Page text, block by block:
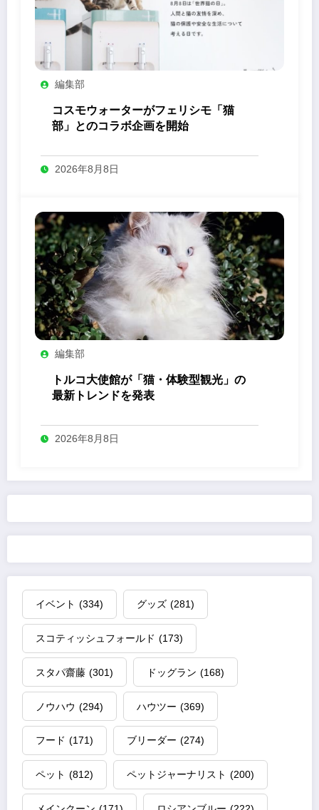
編集部
コスモウォーターがフェリシモ「猫
部」とのコラボ企画を開始
2026年8月8日
編集部
トルコ大使館が「猫・体験型観光」の
最新トレンドを発表
2026年8月8日
イベント (334) グッズ (281)
スコティッシュフォールド (173)
スタパ齋藤 (301) ドッグラン (168)
ノウハウ (294) ハウツー (369)
フード (171) ブリーダー (274)
ペット (812) ペットジャーナリスト (200)